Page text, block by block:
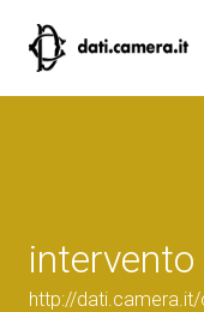
intervento
http://